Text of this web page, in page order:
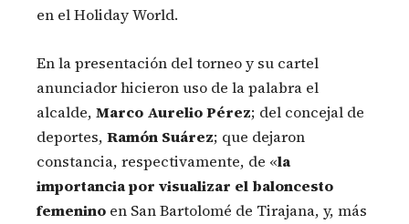
en el Holiday World.
En la presentación del torneo y su cartel
anunciador hicieron uso de la palabra el
alcalde, Marco Aurelio Pérez; del concejal de
deportes, Ramón Suárez; que dejaron
constancia, respectivamente, de «la
importancia por visualizar el baloncesto
femenino en San Bartolomé de Tirajana, y, más